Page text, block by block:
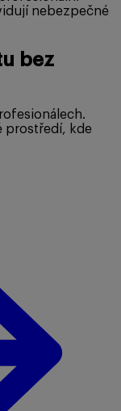
nebezpečné
bez
prostředí, kde